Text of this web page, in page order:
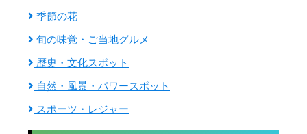
季節の花
旬の味覚・ご当地グルメ
歴史・文化スポット
自然・風景・パワースポット
スポーツ・レジャー